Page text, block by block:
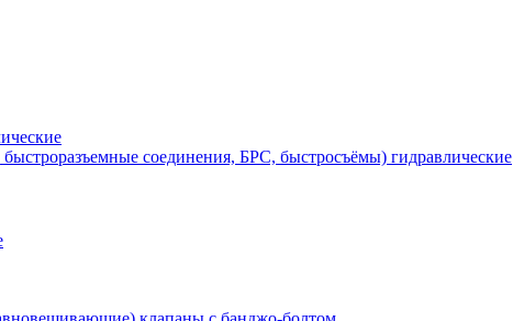
соединения, БРС, быстросъёмы) гидравлические